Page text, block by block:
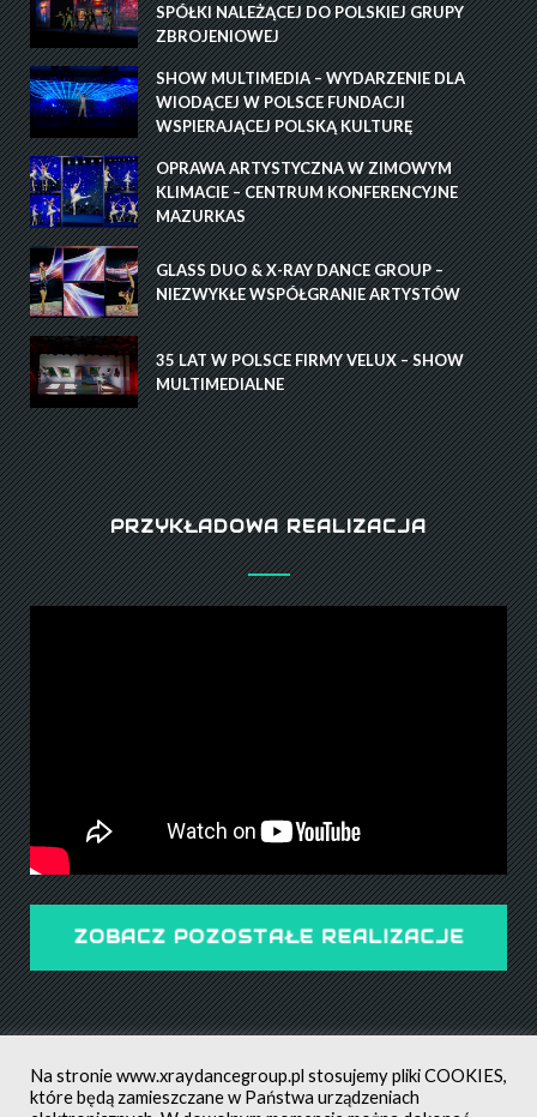
SPÓŁKI NALEŻĄCEJ DO POLSKIEJ GRUPY
ZBROJENIOWEJ
SHOW MULTIMEDIA – WYDARZENIE DLA
WIODĄCEJ W POLSCE FUNDACJI
WSPIERAJĄCEJ POLSKĄ KULTURĘ
OPRAWA ARTYSTYCZNA W ZIMOWYM
KLIMACIE – CENTRUM KONFERENCYJNE
MAZURKAS
GLASS DUO & X-RAY DANCE GROUP –
NIEZWYKŁE WSPÓŁGRANIE ARTYSTÓW
35 LAT W POLSCE FIRMY VELUX – SHOW
MULTIMEDIALNE
PRZYKŁADOWA REALIZACJA
ZOBACZ POZOSTAŁE REALIZACJE
Na stroniewww.xraydancegroup.pl stosujemy pliki COOKIES,
które będą zamieszczane w Państwa urządzeniach